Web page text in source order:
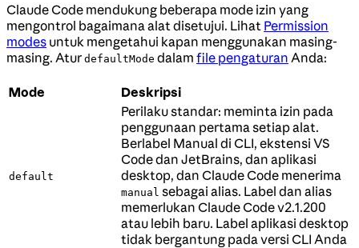
Claude Code mendukung beberapa mode izin yang
mengontrol bagaimana alat disetujui. Lihat Permission
modes untuk mengetahui kapan menggunakan masing-
masing. Atur defaultMode dalam file pengaturan Anda:
Mode Deskripsi
default
Perilaku standar: meminta izin pada
penggunaan pertama setiap alat.
Berlabel Manual di CLI, ekstensi VS
Code dan JetBrains, dan aplikasi
desktop, dan Claude Code menerima
manual sebagai alias. Label dan alias
memerlukan Claude Code v2.1.200
atau lebih baru. Label aplikasi desktop
tidak bergantung pada versi CLI Anda